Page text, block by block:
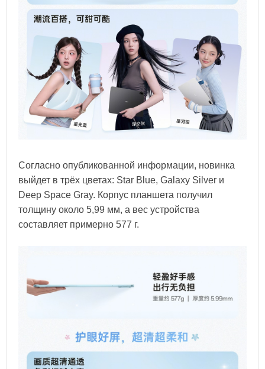
Согласно опубликованной информации, новинка
выйдет в трёх цветах: Star Blue, Galaxy Silver и
Deep Space Gray. Корпус планшета получил
толщину около 5,99 мм, а вес устройства
составляет примерно 577 г.